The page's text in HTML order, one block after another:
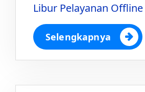
Libur Pelayanan Offline
Selengkapnya